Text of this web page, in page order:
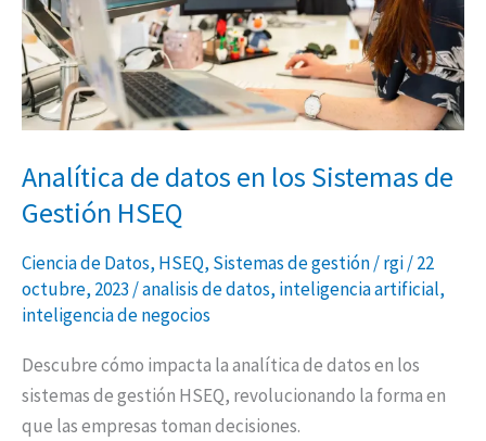
Analítica de datos en los Sistemas de
Gestión HSEQ
Ciencia de Datos, HSEQ, Sistemas de gestión/rgi/22
octubre, 2023 /analisis de datos, inteligencia artificial,
inteligencia de negocios
Descubre cómo impacta la analítica de datos en los
sistemas de gestión HSEQ, revolucionando la forma en
que las empresas toman decisiones.
de
Gestión
HSEQ